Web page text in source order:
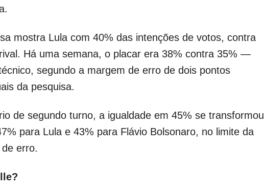
mostra Lula com 40% das intenções de votos, contra
Há uma semana, o placar era 38% contra 35% —
segundo a margem de erro de dois pontos
da pesquisa.
de segundo turno, a igualdade em 45% se transformou
para Lula e 43% para Flávio Bolsonaro, no limite da
erro.